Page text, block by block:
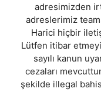
adresimizden
adreslerimiz
Harici hiçbir
Lütfen itibar
sayılı kanun
cezaları
şekilde illegal